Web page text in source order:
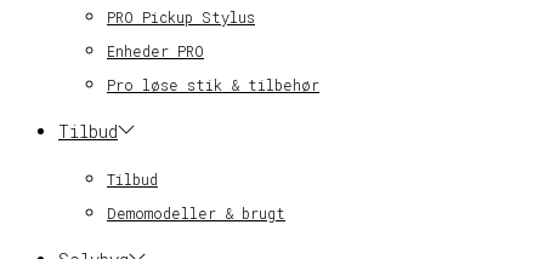
PRO Pickup Stylus
Enheder PRO
Pro løse stik & tilbehør
Tilbud
Tilbud
Demomodeller & brugt